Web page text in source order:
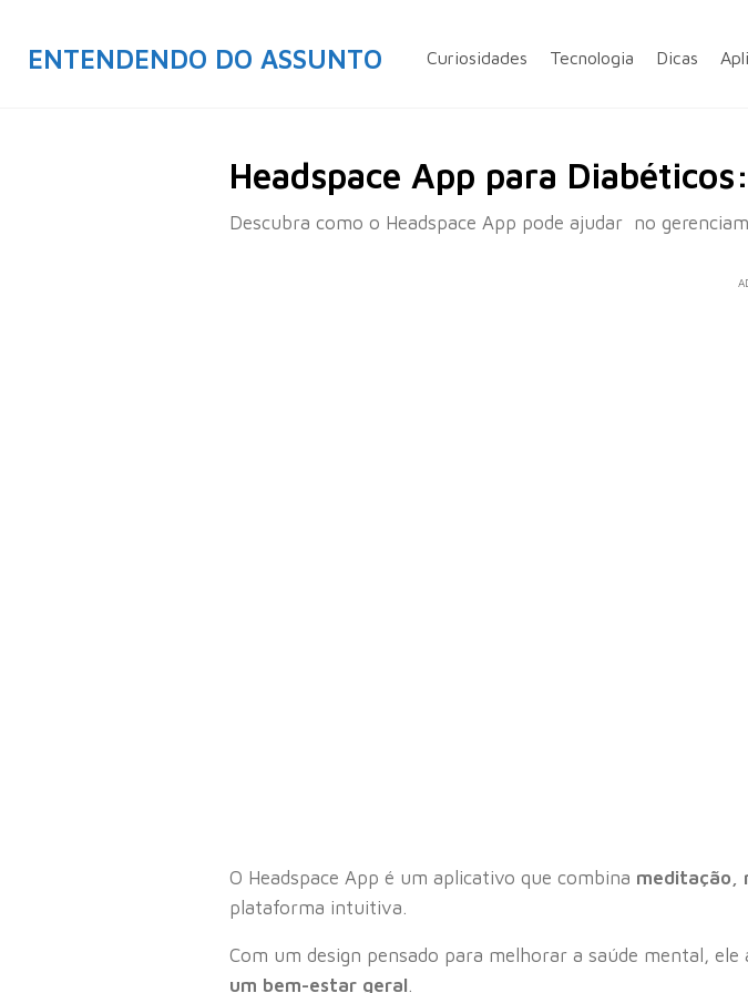
ENTENDENDO DO ASSUNTO Curiosidades Tecnologia Dicas
Headspace App para
Descubra como o Headspace App pode ajudar no
O Headspace App é um aplicativo que combina meditação,
plataforma intuitiva.
Com um design pensado para melhorar a saúde mental, ele
um bem-estar geral.